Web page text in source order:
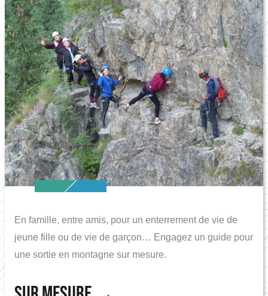
En famille, entre amis, pour un enterrement de vie de
jeune fille ou de vie de garçon… Engagez un guide pour
une sortie en montagne sur mesure.